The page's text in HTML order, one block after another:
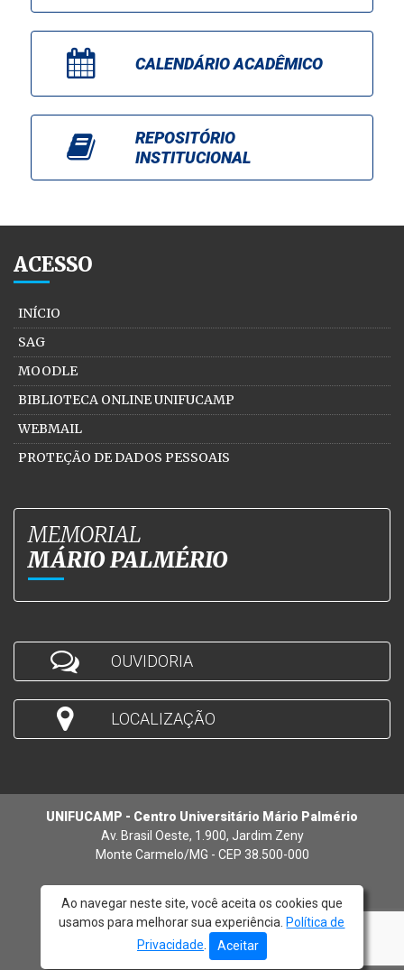
CALENDÁRIO ACADÊMICO
REPOSITÓRIO
INSTITUCIONAL
ACESSO
INÍCIO
SAG
MOODLE
BIBLIOTECA ONLINE UNIFUCAMP
WEBMAIL
PROTEÇÃO DE DADOS PESSOAIS
MEMORIAL
MÁRIO PALMÉRIO
OUVIDORIA
LOCALIZAÇÃO
UNIFUCAMP - Centro Universitário Mário Palmério
Av. Brasil Oeste, 1.900, Jardim Zeny
Monte Carmelo/MG - CEP 38.500-000
© 2026 - UNIFUCAMP
Atendimento:(34) 3842-5272
Ao navegar neste site, você aceita os cookies que
usamos para melhorar sua experiência. Política de
Privacidade. Aceitar